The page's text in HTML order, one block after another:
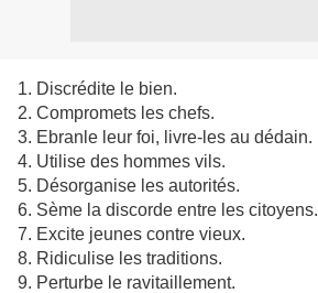
1. Discrédite le bien.
2. Compromets les chefs.
3. Ebranle leur foi, livre-les au dédain.
4. Utilise des hommes vils.
5. Désorganise les autorités.
6. Sème la discorde entre les citoyens.
7. Excite jeunes contre vieux.
8. Ridiculise les traditions.
9. Perturbe le ravitaillement.